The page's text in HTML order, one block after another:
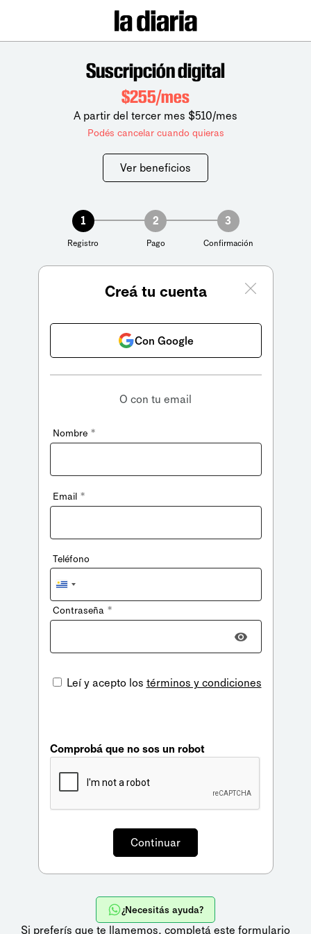
Suscripción digital
$255/mes
A partir del tercer mes $510/mes
Podés cancelar cuando quieras
Ver beneficios
1
Registro
2
Pago
3
Confirmación
Creá tu cuenta
Con Google
O con tu email
Nombre *
Email *
Teléfono
Uruguay
+598
Contraseña *
Leí y acepto los términos y condiciones
Comprobá que no sos un robot
¿Necesitás ayuda?
Si preferís que te llamemos, completá este formulario